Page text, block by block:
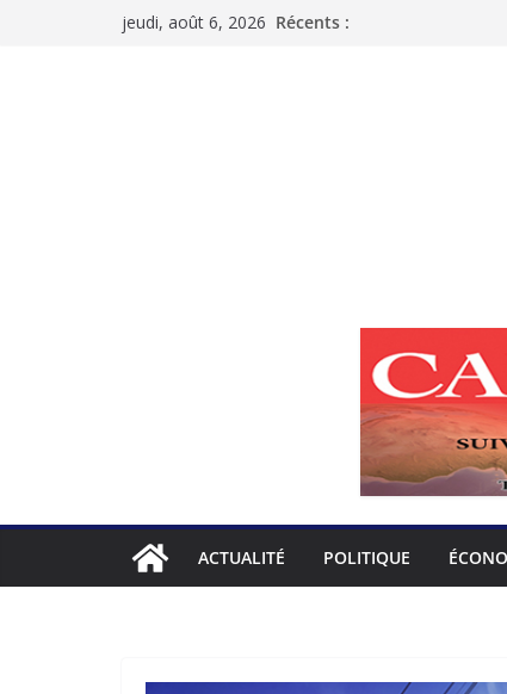
jeudi, août 6, 2026 Récents :
ACTUALITÉ POLITIQUE